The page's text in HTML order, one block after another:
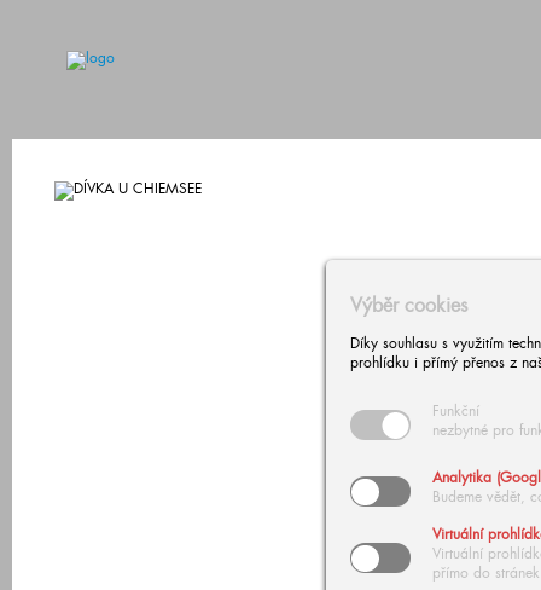
Výběr cookies
Díky souhlasu s využitím
prohlídku i přímý přenos z
Funkční
nezbytné pro
Analytika
Budeme vědět,
Virtuální
Virtuální
přímo do stránek